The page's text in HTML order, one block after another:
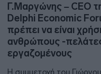
Γ.Μαργώνης – CEO
Delphi Economic
πρέπει να είναι
ανθρώπους -
εργαζομένους
Η συμμετοχή του